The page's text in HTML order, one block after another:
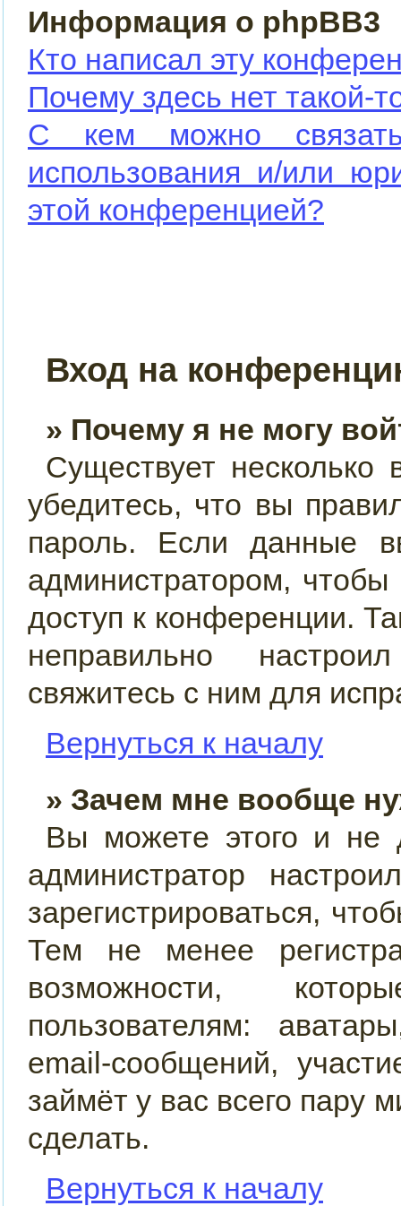
Информация о phpBB3
Кто написал эту
Почему здесь нет такой-
С кем можно
использования и/или
этой конференцией?
Вход на
» Почему я не могу
Существует
убедитесь, что вы
пароль. Если данные
администратором,
доступ к конференции.
неправильно
свяжитесь с ним для
Вернуться к началу
» Зачем мне вообще
Вы можете этого и не
администратор
зарегистрироваться,
Тем не менее
возможности,
пользователям:
email-сообщений,
займёт у вас всего пару
сделать.
Вернуться к началу